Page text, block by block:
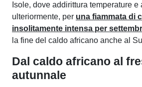
Isole, dove addirittura temperature
ulteriormente, per una fiammata di
insolitamente intensa per
la fine del caldo africano anche al
Dal caldo africano al
autunnale